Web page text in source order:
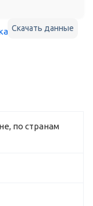
Скачать данные
по странам